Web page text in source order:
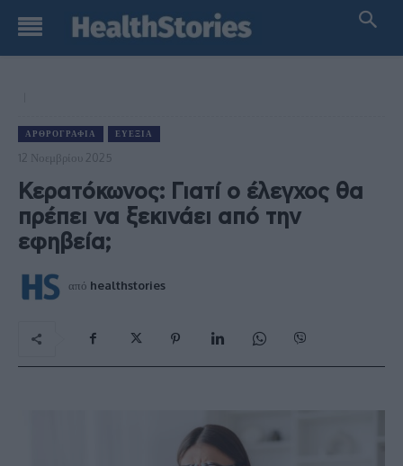
ΑΡΘΡΟΓΡΑΦΊΑ ΕΥΕΞΊΑ
12 Νοεμβρίου 2025
Κερατόκωνος: Γιατί ο έλεγχος θα
πρέπει να ξεκινάει από την
εφηβεία;
από healthstories